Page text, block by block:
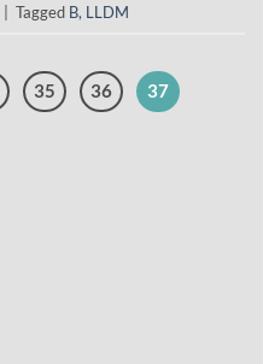
| Tagged B, LLDM
35 36 37